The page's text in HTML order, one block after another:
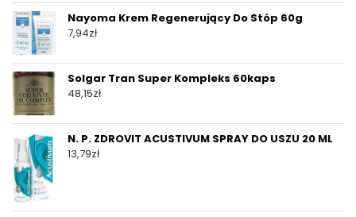
Nayoma Krem Regenerujący Do Stóp 60g
7,94zł
Solgar Tran Super Kompleks 60kaps
48,15zł
N. P. ZDROVIT ACUSTIVUM SPRAY DO USZU 20 ML
13,79zł